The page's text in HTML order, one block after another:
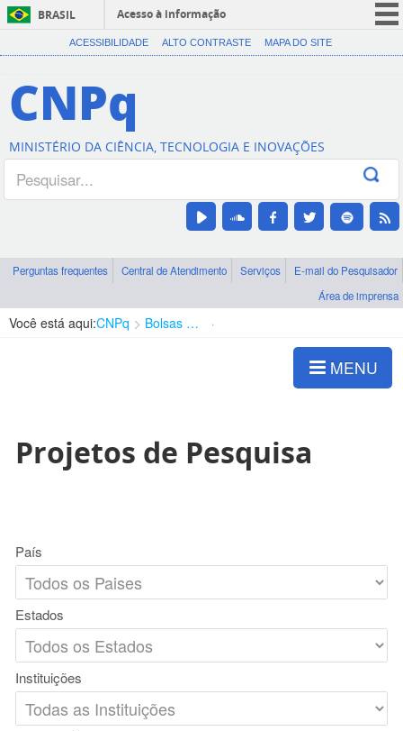
BRASIL
Acesso à informação
CORONAVÍRUS (COVID-19)
Canais
ACESSIBILIDADE ALTO CONTRASTE MAPA DO SITE
CNPq
MINISTÉRIO DA CIÊNCIA, TECNOLOGIA E INOVAÇÕES
Perguntas frequentes Central de Atendimento Serviços
E-mail do Pesquisador
Área de imprensa
Você está aqui:CNPq Bolsas e Auxílios Vigentes
MENU
Projetos de Pesquisa
País
Estados
Instituições